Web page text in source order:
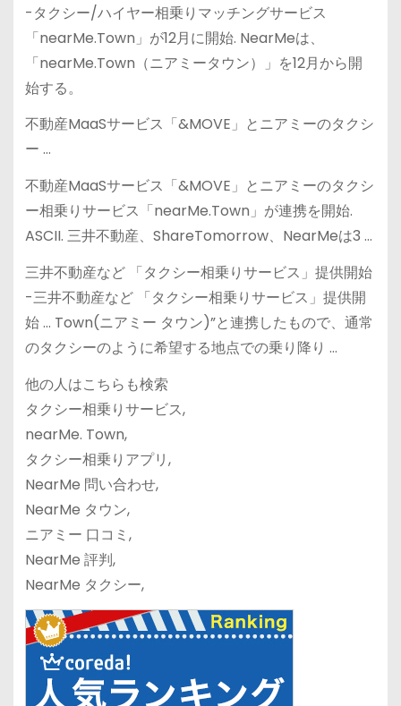
-タクシー/ハイヤー相乗りマッチングサービス
「nearMe.Town」が12月に開始. NearMeは、
「nearMe.Town（ニアミータウン）」を12月から開
始する。
不動産MaaSサービス「&MOVE」とニアミーのタクシ
ー …
不動産MaaSサービス「&MOVE」とニアミーのタクシ
ー相乗りサービス「nearMe.Town」が連携を開始.
ASCII. 三井不動産、ShareTomorrow、NearMeは3 …
三井不動産など 「タクシー相乗りサービス」提供開始
-三井不動産など 「タクシー相乗りサービス」提供開
始 … Town(ニアミー タウン)”と連携したもので、通常
のタクシーのように希望する地点での乗り降り …
他の人はこちらも検索
タクシー相乗りサービス,
nearMe. Town,
タクシー相乗りアプリ,
NearMe 問い合わせ,
NearMe タウン,
ニアミー 口コミ,
NearMe 評判,
NearMe タクシー,